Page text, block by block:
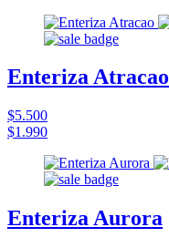
Enteriza Atracao
$5.500
$1.990
Enteriza Aurora